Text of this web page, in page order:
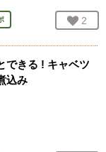
お気
2
できる ! キャベツ
込み